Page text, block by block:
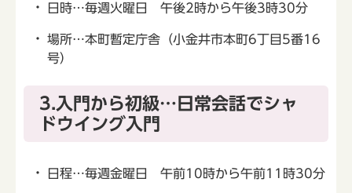
日時…毎週火曜日 午後2時から午後3時30分
場所…本町暫定庁舎（小金井市本町6丁目5番16
号）
3.入門から初級…日常会話でシャ
ドウイング入門
日程…毎週金曜日 午前10時から午前11時30分